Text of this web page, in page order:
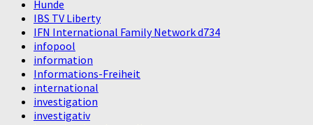
Hunde
IBS TV Liberty
IFN International Family Network d734
infopool
information
Informations-Freiheit
international
investigation
investigativ